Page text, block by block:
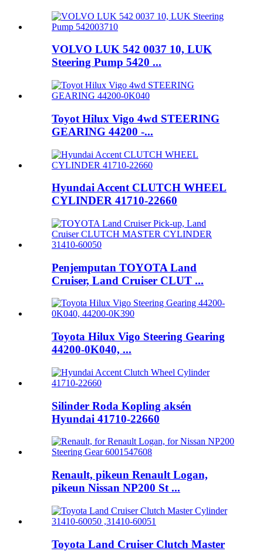
VOLVO LUK 542 0037 10, LUK
Steering Pump 5420 ...
Toyot Hilux Vigo 4wd STEERING
GEARING 44200 -...
Hyundai Accent CLUTCH WHEEL
CYLINDER 41710-22660
Penjemputan TOYOTA Land
Cruiser, Land Cruiser CLUT ...
Toyota Hilux Vigo Steering Gearing
44200-0K040, ...
Silinder Roda Kopling aksén
Hyundai 41710-22660
Renault, pikeun Renault Logan,
pikeun Nissan NP200 St ...
Toyota Land Cruiser Clutch Master